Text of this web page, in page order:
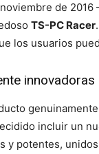
de 2016
TS-PC Racer
los usuarios
incluir un
y potentes,